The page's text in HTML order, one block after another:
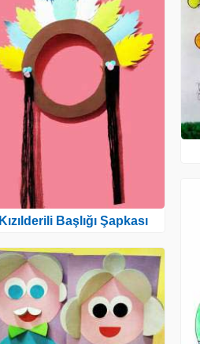
Kızılderili Başlığı Şapkası